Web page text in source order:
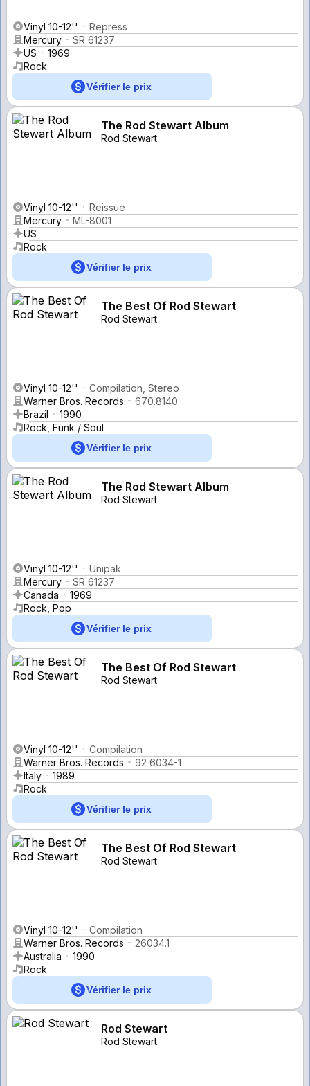
Vinyl 10-12''
Repress
Mercury
SR 61237
US
1969
Rock
Vérifier le prix
The Rod Stewart Album
Rod Stewart
Vinyl 10-12''
Reissue
Mercury
ML-8001
US
Rock
Vérifier le prix
The Best Of Rod Stewart
Rod Stewart
Vinyl 10-12''
Compilation, Stereo
Warner Bros. Records
670.8140
Brazil
1990
Rock, Funk / Soul
Vérifier le prix
The Rod Stewart Album
Rod Stewart
Vinyl 10-12''
Unipak
Mercury
SR 61237
Canada
1969
Rock, Pop
Vérifier le prix
The Best Of Rod Stewart
Rod Stewart
Vinyl 10-12''
Compilation
Warner Bros. Records
92 6034-1
Italy
1989
Rock
Vérifier le prix
The Best Of Rod Stewart
Rod Stewart
Vinyl 10-12''
Compilation
Warner Bros. Records
26034.1
Australia
1990
Rock
Vérifier le prix
Rod Stewart
Rod Stewart